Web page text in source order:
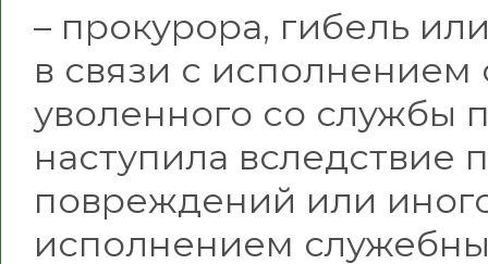
– прокурора, гибель
в связи с исполнением
уволенного со службы
наступила вследствие
повреждений или
исполнением